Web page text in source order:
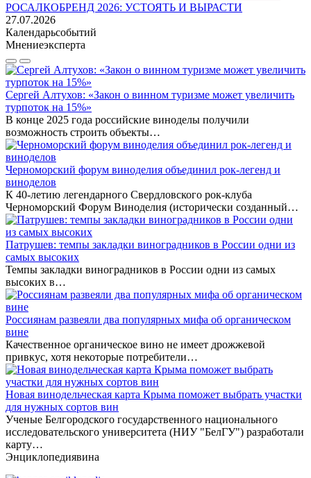
РОСАЛКОБРЕНД 2026: УСТОЯТЬ И ВЫРАСТИ
27.07.2026
Календарьсобытий
Мнениеэксперта
Сергей Алтухов: «Закон о винном туризме может увеличить
турпоток на 15%»
В конце 2025 года российские виноделы получили
возможность строить объекты…
Черноморский форум виноделия объединил рок-легенд и
виноделов
К 40-летию легендарного Свердловского рок-клуба
Черноморский Форум Виноделия (исторически созданный…
Патрушев: темпы закладки виноградников в России одни из
самых высоких
Темпы закладки виноградников в России одни из самых
высоких в…
Россиянам развеяли два популярных мифа об органическом
вине
Качественное органическое вино не имеет дрожжевой
привкус, хотя некоторые потребители…
Новая винодельческая карта Крыма поможет выбрать участки
для нужных сортов вин
Ученые Белгородского государственного национального
исследовательского университета (НИУ "БелГУ") разработали
карту…
Энциклопедиявина